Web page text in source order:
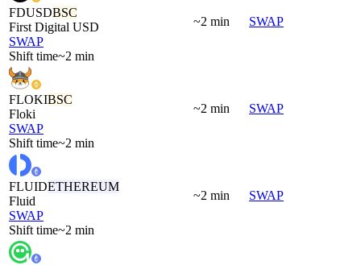
FDUSDBSC
First Digital USD
SWAP
Shift time~2 min
~2 min SWAP
FLOKIBSC
Floki
SWAP
Shift time~2 min
~2 min SWAP
FLUIDETHEREUM
Fluid
SWAP
Shift time~2 min
~2 min SWAP